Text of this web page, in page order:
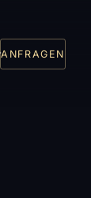
ANFRAGEN